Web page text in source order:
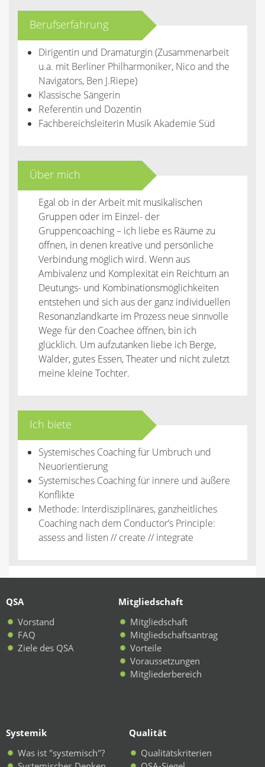
Berufserfahrung
Dirigentin und Dramaturgin (Zusammenarbeit
u.a. mit Berliner Philharmoniker, Nico and the
Navigators, Ben J.Riepe)
Klassische Sängerin
Referentin und Dozentin
Fachbereichsleiterin Musik Akademie Süd
Über mich
Egal ob in der Arbeit mit musikalischen
Gruppen oder im Einzel- der
Gruppencoaching – ich liebe es Räume zu
öffnen, in denen kreative und persönliche
Verbindung möglich wird. Wenn aus
Ambivalenz und Komplexität ein Reichtum an
Deutungs- und Kombinationsmöglichkeiten
entstehen und sich aus der ganz individuellen
Resonanzlandkarte im Prozess neue sinnvolle
Wege für den Coachee öffnen, bin ich
glücklich. Um aufzutanken liebe ich Berge,
Wälder, gutes Essen, Theater und nicht zuletzt
meine kleine Tochter.
Ich biete
Systemisches Coaching für Umbruch und
Neuorientierung
Systemisches Coaching für innere und äußere
Konflikte
Methode: Interdisziplinäres, ganzheitliches
Coaching nach dem Conductor’s Principle:
assess and listen // create // integrate
QSA
Vorstand
FAQ
Ziele des QSA
Mitgliedschaft
Mitgliedschaft
Mitgliedschaftsantrag
Vorteile
Voraussetzungen
Mitgliederbereich
Systemik
Was ist "systemisch"?
Qualität
Qualitätskriterien